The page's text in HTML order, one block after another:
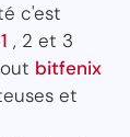
c'est
, 2 et 3
bitfenix
et